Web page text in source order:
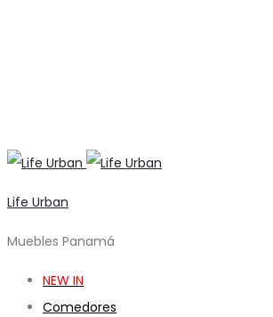
Life Urban
Muebles Panamá
NEW IN
Comedores